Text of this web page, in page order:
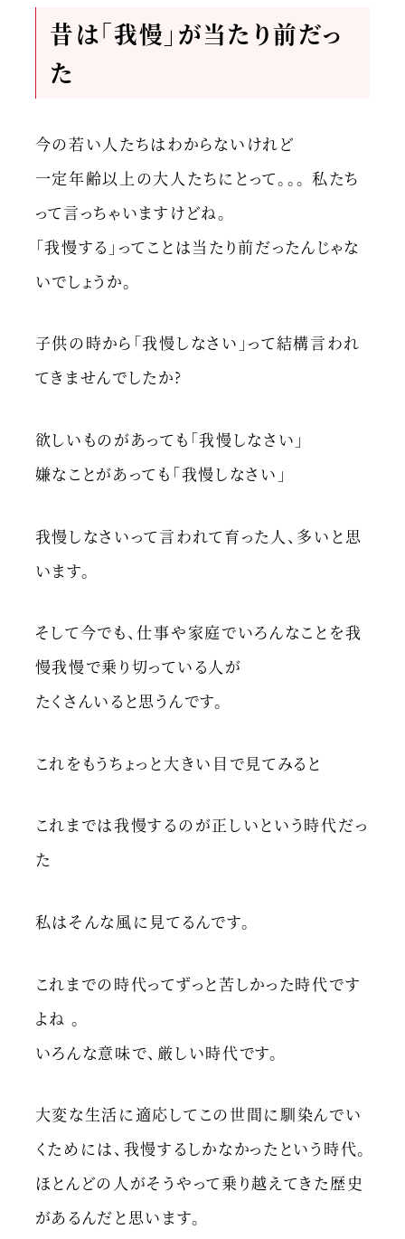
昔は「我慢」が当たり前だっ
た
今の若い人たちはわからないけれど
一定年齢以上の大人たちにとって。。。 私たち
って言っちゃいますけどね。
「我慢する」ってことは当たり前だったんじゃな
いでしょうか。
子供の時から「我慢しなさい」って結構言われ
てきませんでしたか?
欲しいものがあっても「我慢しなさい」
嫌なことがあっても「我慢しなさい」
我慢しなさいって言われて育った人、多いと思
います。
そして今でも、仕事や家庭でいろんなことを我
慢我慢で乗り切っている人が
たくさんいると思うんです。
これをもうちょっと大きい目で見てみると
これまでは我慢するのが正しいという時代だっ
た
私はそんな風に見てるんです。
これまでの時代ってずっと苦しかった時代です
よね 。
いろんな意味で、厳しい時代です。
大変な生活に適応してこの世間に馴染んでい
くためには、我慢するしかなかったという時代。
ほとんどの人がそうやって乗り越えてきた歴史
があるんだと思います。